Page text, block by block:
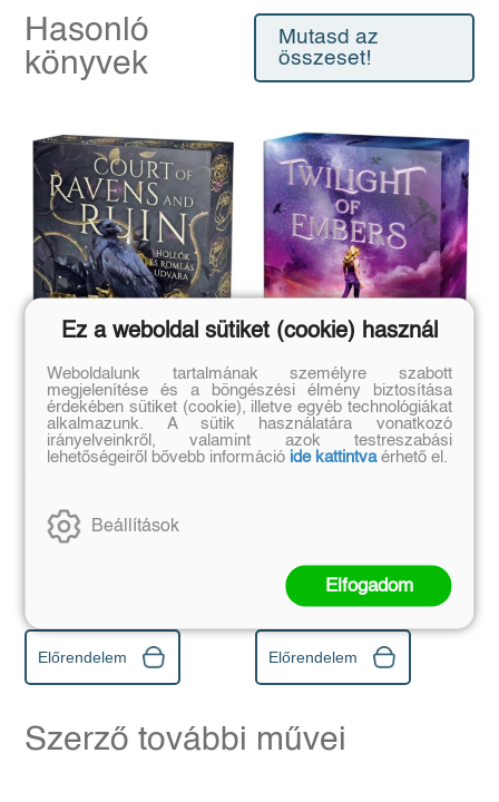
Hasonló
könyvek
Mutasd az
összeset!
Romlás Udvara -
Éldekorált kiadás
Előrendelem
Eredeti ár:
6 290 Ft
Kötött ár:
5 661 Ft
Előrendelem
Szerző további művei
Ez a weboldal sütiket (cookie) használ
Weboldalunk tartalmának személyre szabott
megjelenítése és a böngészési élmény biztosítása
érdekében sütiket (cookie), illetve egyéb technológiákat
alkalmazunk. A sütik használatára vonatkozó
irányelveinkről, valamint azok testreszabási
lehetőségeiről bővebb információ ide kattintvaérhető el.
Beállítások
Elfogadom